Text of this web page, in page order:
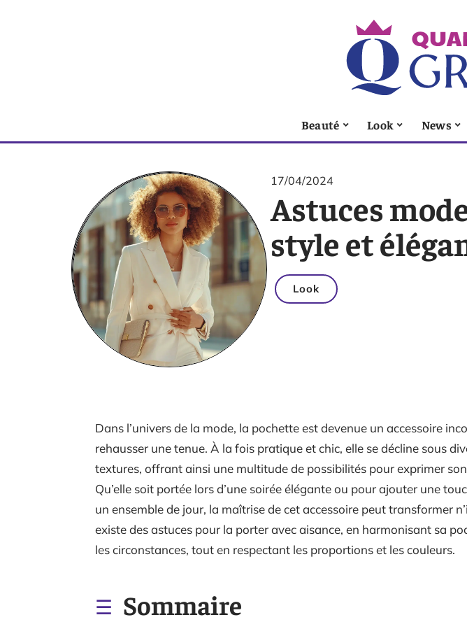
Beauté Look News
17/04/2024
Astuces
style et
Look
Dans l’univers de la mode, la pochette est devenue un accessoire
rehausser une tenue. À la fois pratique et chic, elle se décline sous
textures, offrant ainsi une multitude de possibilités pour exprimer
Qu’elle soit portée lors d’une soirée élégante ou pour ajouter une
un ensemble de jour, la maîtrise de cet accessoire peut transformer
existe des astuces pour la porter avec aisance, en harmonisant sa
les circonstances, tout en respectant les proportions et les couleurs.
Sommaire